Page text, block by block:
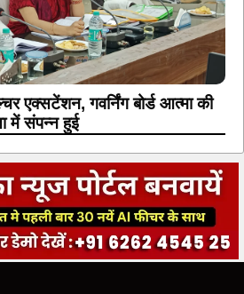
एक्सटेंशन, गवर्निंग बोर्ड आत्मा की
में संपन्न हुई